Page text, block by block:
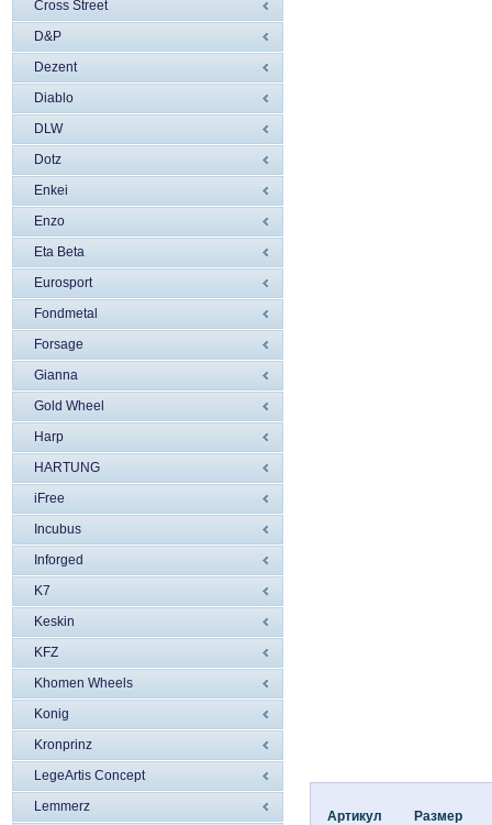
Cross Street
D&P
Dezent
Diablo
DLW
Dotz
Enkei
Enzo
Eta Beta
Eurosport
Fondmetal
Forsage
Gianna
Gold Wheel
Harp
HARTUNG
iFree
Incubus
Inforged
K7
Keskin
KFZ
Khomen Wheels
Konig
Kronprinz
LegeArtis Concept
Lemmerz
Артикул Размер